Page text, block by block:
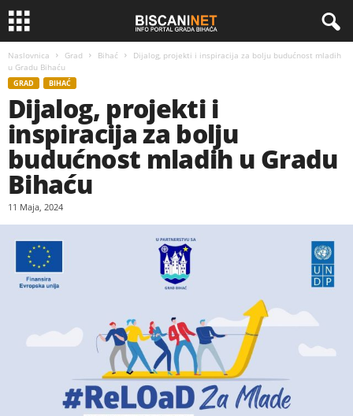
Naslovnica Grad Bihać
Dijalog, projekti i inspiracija za bolju budućnost mladih
u Gradu Bihaću
GRAD BIHAĆ
Dijalog, projekti i
inspiracija za bolju
budućnost mladih u Gradu
Bihaću
11 Maja, 2024